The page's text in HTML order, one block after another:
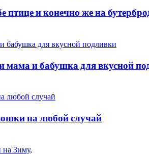
и конечно же на
и бабушка для вкусной
на любой случай